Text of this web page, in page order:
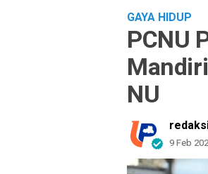
GAYA HIDUP
PCNU
NU
9 Feb